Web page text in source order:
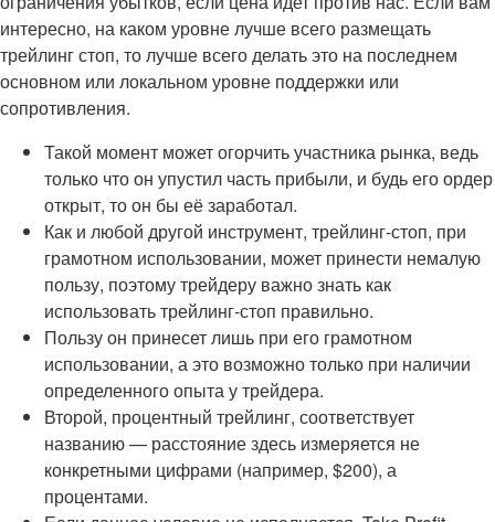
интересно, на каком уровне лучше всего размещать
трейлинг стоп, то лучше всего делать это на последнем
основном или локальном уровне поддержки или
сопротивления.
Такой момент может огорчить участника рынка, ведь
только что он упустил часть прибыли, и будь его ордер
открыт, то он бы её заработал.
Как и любой другой инструмент, трейлинг-стоп, при
грамотном использовании, может принести немалую
пользу, поэтому трейдеру важно знать как
использовать трейлинг-стоп правильно.
Пользу он принесет лишь при его грамотном
использовании, а это возможно только при наличии
определенного опыта у трейдера.
Второй, процентный трейлинг, соответствует
названию — расстояние здесь измеряется не
конкретными цифрами (например, $200), а
процентами.